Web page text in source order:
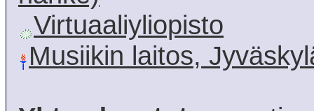
Virtuaaliyliopisto
Musiikin laitos,